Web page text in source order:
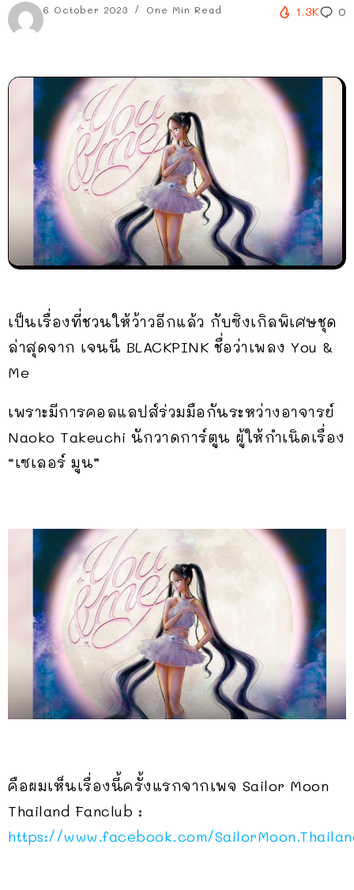
6 October 2023 One Min Read 1.3K 0
เป็นเรื่องที่ชวนให้ว้าวอีกแล้ว กับซิงเกิลพิเศษชุด
ล่าสุดจาก เจนนี BLACKPINK ชื่อว่าเพลง You &
Me
เพราะมีการคอลแลปส์ร่วมมือกันระหว่างอาจารย์
Naoko Takeuchi นักวาดการ์ตูน ผู้ให้กำเนิดเรื่อง
“เซเลอร์ มูน”
คือผมเห็นเรื่องนี้ครั้งแรกจากเพจ Sailor Moon
Thailand Fanclub :
https://www.facebook.com/